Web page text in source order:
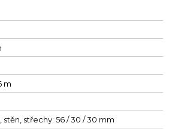
m
střechy: 56 / 30 / 30 mm